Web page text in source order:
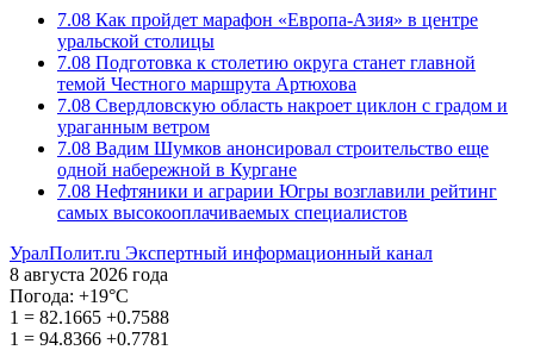
7.08 Как пройдет марафон «Европа-Азия» в центре
уральской столицы
7.08 Подготовка к столетию округа станет главной
темой Честного маршрута Артюхова
7.08 Свердловскую область накроет циклон с градом и
ураганным ветром
7.08 Вадим Шумков анонсировал строительство еще
одной набережной в Кургане
7.08 Нефтяники и аграрии Югры возглавили рейтинг
самых высокооплачиваемых специалистов
УралПолит.ru Экспертный информационный канал
8 августа 2026 года
Погода: +19°С
1 = 82.1665 +0.7588
1 = 94.8366 +0.7781